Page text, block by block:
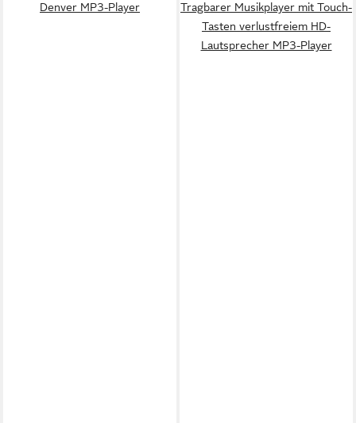
Denver MP3-Player
Tragbarer Musikplayer mit Touch-
Tasten verlustfreiem HD-
Lautsprecher MP3-Player